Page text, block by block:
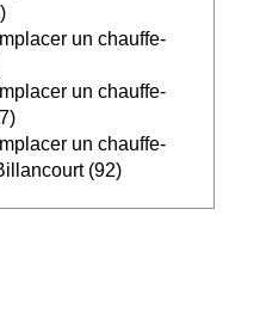
un chauffe-
un chauffe-
un chauffe-
(92)